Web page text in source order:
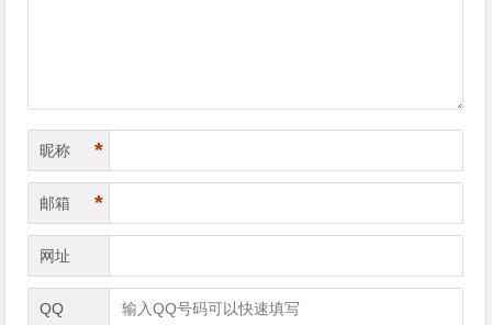
昵称 *
邮箱 *
网址
QQ